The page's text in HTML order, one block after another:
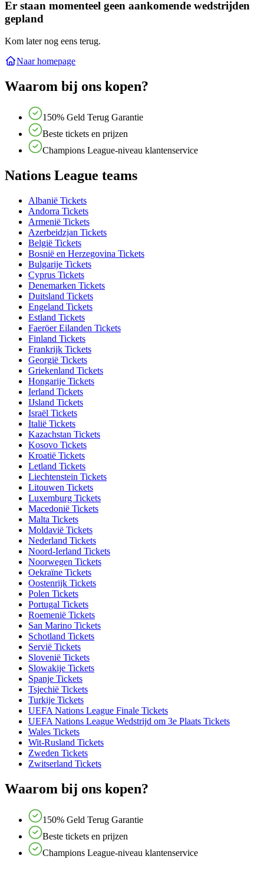
Er staan momenteel geen aankomende wedstrijden
gepland
Kom later nog eens terug.
Naar homepage
Waarom bij ons kopen?
150% Geld Terug Garantie
Beste tickets en prijzen
Champions League-niveau klantenservice
Nations League teams
Albanië Tickets
Andorra Tickets
Armenië Tickets
Azerbeidzjan Tickets
België Tickets
Bosnië en Herzegovina Tickets
Bulgarije Tickets
Cyprus Tickets
Denemarken Tickets
Duitsland Tickets
Engeland Tickets
Estland Tickets
Faeröer Eilanden Tickets
Finland Tickets
Frankrijk Tickets
Georgië Tickets
Griekenland Tickets
Hongarije Tickets
Ierland Tickets
IJsland Tickets
Israël Tickets
Italië Tickets
Kazachstan Tickets
Kosovo Tickets
Kroatië Tickets
Letland Tickets
Liechtenstein Tickets
Litouwen Tickets
Luxemburg Tickets
Macedonië Tickets
Malta Tickets
Moldavië Tickets
Nederland Tickets
Noord-Ierland Tickets
Noorwegen Tickets
Oekraïne Tickets
Oostenrijk Tickets
Polen Tickets
Portugal Tickets
Roemenië Tickets
San Marino Tickets
Schotland Tickets
Servië Tickets
Slovenië Tickets
Slowakije Tickets
Spanje Tickets
Tsjechië Tickets
Turkije Tickets
UEFA Nations League Finale Tickets
UEFA Nations League Wedstrijd om 3e Plaats Tickets
Wales Tickets
Wit-Rusland Tickets
Zweden Tickets
Zwitserland Tickets
Waarom bij ons kopen?
150% Geld Terug Garantie
Beste tickets en prijzen
Champions League-niveau klantenservice